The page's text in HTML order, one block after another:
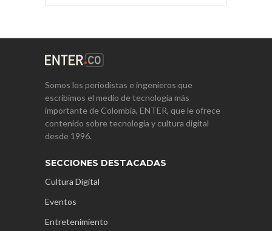
Somos los periodistas e ingenieros que
escribimos el medio de tecnología más
importante de Colombia, ENTER, que le ofrece
contenido sobre tecnología y cultura digital
desde 1996.
SECCIONES DESTACADAS
Cultura Digital
Eventos
Entretenimiento